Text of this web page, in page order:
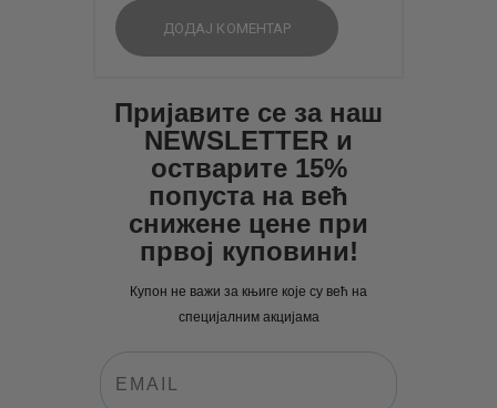
Пријавите се за наш
NEWSLETTER и
остварите 15%
попуста на већ
снижене цене при
првој куповини!
Купон не важи за књиге које су већ на
специјалним акцијама